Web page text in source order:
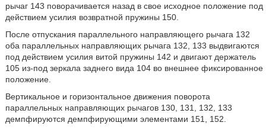
рычаг 143 поворачивается назад в свое исходное положение под
действием усилия возвратной пружины 150.
После отпускания параллельного направляющего рычага 132
оба параллельных направляющих рычага 132, 133 выдвигаются
под действием усилия витой пружины 142 и двигают держатель
105 из-под зеркала заднего вида 104 во внешнее фиксированное
положение.
Вертикальное и горизонтальное движения поворота
параллельных направляющих рычагов 130, 131, 132, 133
демпфируются демпфирующими элементами 151, 152.